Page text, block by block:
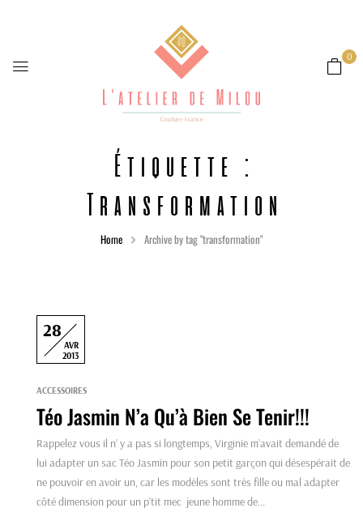
0
Étiquette :
Transformation
Home Archive by tag "transformation"
28
AVR
2013
ACCESSOIRES
Téo Jasmin N’a Qu’à Bien Se Tenir!!!
Rappelez vous il n’ y a pas si longtemps, Virginie m’avait demandé de
lui adapter un sac Téo Jasmin pour son petit garçon qui désespérait de
ne pouvoir en avoir un, car les modèles sont très fille ou mal adapter
côté dimension pour un p’tit mec jeune homme de...